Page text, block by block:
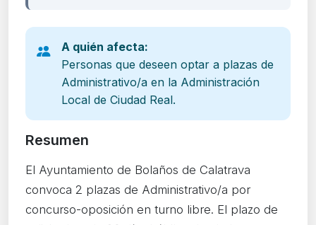
A quién afecta:
Personas que deseen optar a plazas de
Administrativo/a en la Administración
Local de Ciudad Real.
Resumen
El Ayuntamiento de Bolaños de Calatrava
convoca 2 plazas de Administrativo/a por
concurso-oposición en turno libre. El plazo de